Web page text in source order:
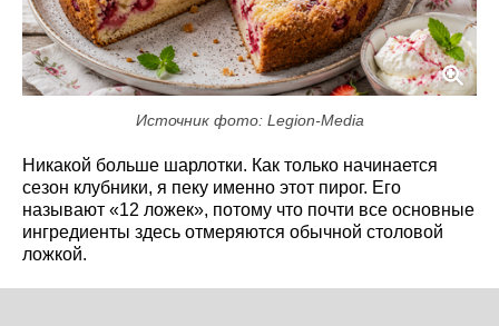
Источник фото: Legion-Media
Никакой больше шарлотки. Как только начинается
сезон клубники, я пеку именно этот пирог. Его
называют «12 ложек», потому что почти все основные
ингредиенты здесь отмеряются обычной столовой
ложкой.